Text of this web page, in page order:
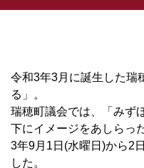
令和3年3月に誕生した瑞
る」。
瑞穂町議会では、「みず
下にイメージをあしらっ
3年9月1日(水曜日)から2
した。